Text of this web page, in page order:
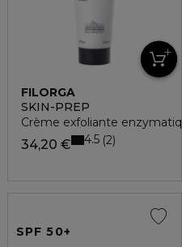
FILORGA
SKIN-PREP
Crème exfoliante
34,20 € 4.5 2
SPF 50+